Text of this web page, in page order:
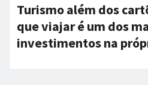
Turismo além dos
que viajar é um dos
investimentos na